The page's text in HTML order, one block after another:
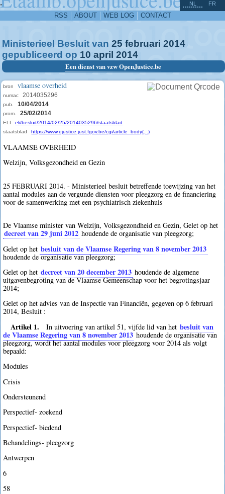
-
RSS ABOUT WEB LOG CONTACT
NL FR
Ministerieel Besluit van 25 februari 2014
gepubliceerd op 10 april 2014
Een dienst van vzw OpenJustice.be
bron vlaamse overheid
numac 2014035296
pub. 10/04/2014
prom. 25/02/2014
ELI
eli/besluit/2014/02/25/2014035296/staatsblad
staatsblad
https://www.ejustice.just.fgov.be/cgi/article_body(...)
VLAAMSE OVERHEID
Welzijn, Volksgezondheid en Gezin
25 FEBRUARI 2014. - Ministerieel besluit betreffende toewijzing van het
aantal modules aan de vergunde diensten voor pleegzorg en de financiering
voor de samenwerking met een psychiatrisch ziekenhuis
De Vlaamse minister van Welzijn, Volksgezondheid en Gezin, Gelet op het
decreet van 29 juni 2012 houdende de organisatie van pleegzorg;
Gelet op het besluit van de Vlaamse Regering van 8 november 2013
houdende de organisatie van pleegzorg;
Gelet op het decreet van 20 december 2013 houdende de algemene
uitgavenbegroting van de Vlaamse Gemeenschap voor het begrotingsjaar
2014;
Gelet op het advies van de Inspectie van Financiën, gegeven op 6 februari
2014, Besluit :
Artikel 1. In uitvoering van artikel 51, vijfde lid van het besluit van
de Vlaamse Regering van 8 november 2013 houdende de organisatie van
pleegzorg, wordt het aantal modules voor pleegzorg voor 2014 als volgt
bepaald:
Modules
Crisis
Ondersteunend
Perspectief- zoekend
Perspectief- biedend
Behandelings- pleegzorg
Antwerpen
6
58
^